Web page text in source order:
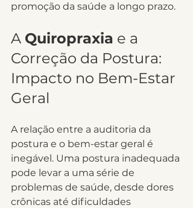
promoção da saúde a longo prazo.
A Quiropraxia e a
Correção da Postura:
Impacto no Bem-Estar
Geral
A relação entre a auditoria da
postura e o bem-estar geral é
inegável. Uma postura inadequada
pode levar a uma série de
problemas de saúde, desde dores
crônicas até dificuldades